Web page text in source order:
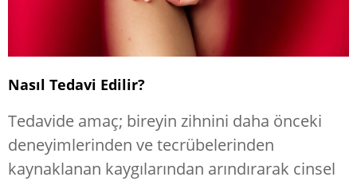
Nasıl Tedavi Edilir?
Tedavide amaç; bireyin zihnini daha önceki
deneyimlerinden ve tecrübelerinden
kaynaklanan kaygılarından arındırarak cinsel